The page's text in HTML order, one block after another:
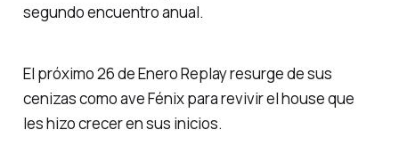
segundo encuentro anual.
El próximo 26 de Enero Replay resurge de sus
cenizas como ave Fénix para revivir el house que
les hizo crecer en sus inicios.